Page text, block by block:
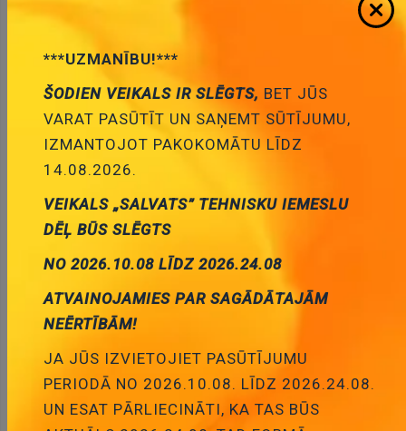
LP2950CZ-5 Mikroshēma LDO, 5V, 100mA, TO-
Cena:0.83 €
Noliktavas stāvoklis:
Pievienot grozam
APRAKSTS
***UZMANĪBU!***
ŠODIEN VEIKALS IR SLĒGTS, BET JŪS
VARAT PASŪTĪT UN SAŅEMT SŪTĪJUMU,
IZMANTOJOT PAKOKOMĀTU LĪDZ
14.08.2026.
VEIKALS „SALVATS” TEHNISKU IEMESLU
DĒĻ BŪS SLĒGTS
NO 2026.10.08 LĪDZ 2026.24.08
ATVAINOJAMIES PAR SAGĀDĀTAJĀM
NEĒRTĪBĀM!
JA JŪS IZVIETOJIET PASŪTĪJUMU
PERIODĀ NO 2026.10.08. LĪDZ 2026.24.08.
UN ESAT PĀRLIECINĀTI, KA TAS BŪS